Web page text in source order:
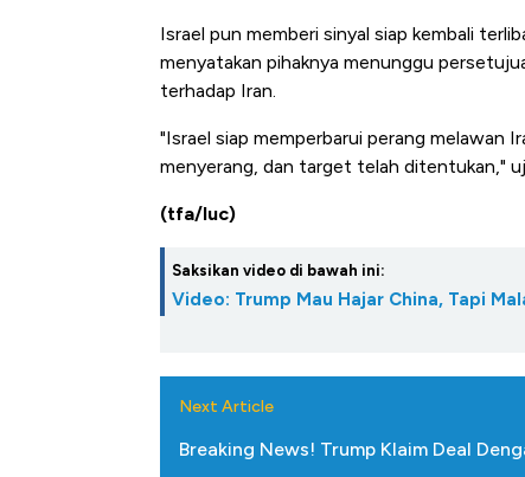
Israel pun memberi sinyal siap kembali
menyatakan pihaknya menunggu
terhadap Iran.
"Israel siap memperbarui perang melawan
menyerang, dan target telah ditentukan,"
(tfa/luc)
Saksikan video di bawah ini:
Video: Trump Mau Hajar China, Tapi
Next Article
Breaking News! Trump Klaim Deal